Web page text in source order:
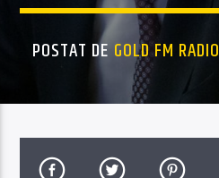
POSTAT DE GOLD FM RADIO